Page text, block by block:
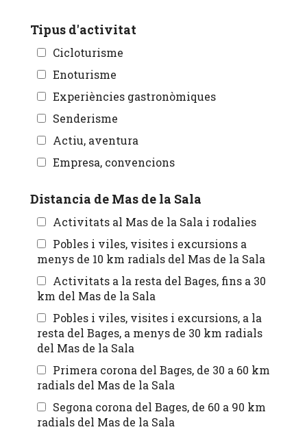
Tipus d'activitat
Cicloturisme
Enoturisme
Experiències gastronòmiques
Senderisme
Actiu, aventura
Empresa, convencions
Distancia de Mas de la Sala
Activitats al Mas de la Sala i rodalies
Pobles i viles, visites i excursions a
menys de 10 km radials del Mas de la Sala
Activitats a la resta del Bages, fins a 30
km del Mas de la Sala
Pobles i viles, visites i excursions, a la
resta del Bages, a menys de 30 km radials
del Mas de la Sala
Primera corona del Bages, de 30 a 60 km
radials del Mas de la Sala
Segona corona del Bages, de 60 a 90 km
radials del Mas de la Sala